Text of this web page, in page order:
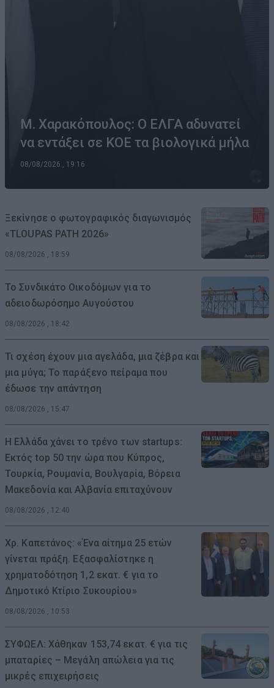
Μ. Χαρακόπουλος: Ο ΕΛΓΑ αδυνατεί
να εντάξει σε ΚΟΕ τα βιολογικά μήλα
08/08/2026 , 19:16
Ξεκίνησε ο φωτογραφικός διαγωνισμός
«TLOUPAS PATH 2026»
08/08/2026 , 18:59
Το Συνδικάτο Οικοδόμων για το
αδειοδωρόσημο Αυγούστου
08/08/2026 , 18:42
Τι σχέση έχουν μια αγελάδα, μια ζέβρα και
μια μύγα; Το παράξενο πείραμα που
έδωσε την απάντηση
08/08/2026 , 15:47
Η Ελλάδα χάνει το τρένο των startups:
Εκτός top 50 την ώρα που Κύπρος,
Τουρκία, Ρουμανία, Βουλγαρία, Βόρεια
Μακεδονία και Αλβανία επιταχύνουν
08/08/2026 , 12:40
Χρ. Καπετάνος: «Ένα αίτημα 25 ετών
γίνεται πράξη. Εξασφαλίστηκε η
χρηματοδότηση 1,2 εκατ. € για το
Δημοτικό Κτίριο Συκουρίου»
08/08/2026 , 10:53
ΣΥΦΩΕΛ: Χάθηκαν 153,74 εκατ. € για τις
μπαταρίες – Μεγάλη απώλεια για τις
μικρές επιχειρήσεις